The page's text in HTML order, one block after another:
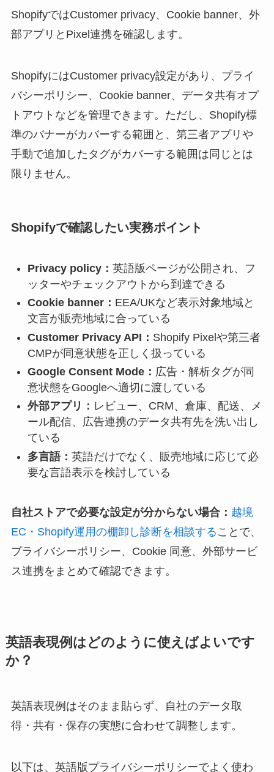
ShopifyではCustomer privacy、Cookie banner、外
部アプリとPixel連携を確認します。
ShopifyにはCustomer privacy設定があり、プライ
バシーポリシー、Cookie banner、データ共有オプ
トアウトなどを管理できます。ただし、Shopify標
準のバナーがカバーする範囲と、第三者アプリや
手動で追加したタグがカバーする範囲は同じとは
限りません。
Shopifyで確認したい実務ポイント
Privacy policy： 英語版ページが公開され、フ
ッターやチェックアウトから到達できる
Cookie banner： EEA/UKなど表示対象地域と
文言が販売地域に合っている
Customer Privacy API： Shopify Pixelや第三者
CMPが同意状態を正しく扱っている
Google Consent Mode： 広告・解析タグが同
意状態をGoogleへ適切に渡している
外部アプリ： レビュー、CRM、倉庫、配送、メ
ール配信、広告連携のデータ共有先を洗い出し
ている
多言語： 英語だけでなく、販売地域に応じて必
要な言語表示を検討している
自社ストアで必要な設定が分からない場合： 越境
EC・Shopify運用の棚卸し診断を相談する ことで、
プライバシーポリシー、Cookie 同意、外部サービ
ス連携をまとめて確認できます。
英語表現例はどのように使えばよいです
か？
英語表現例はそのまま貼らず、自社のデータ取
得・共有・保存の実態に合わせて調整します。
以下は、英語版プライバシーポリシーでよく使わ